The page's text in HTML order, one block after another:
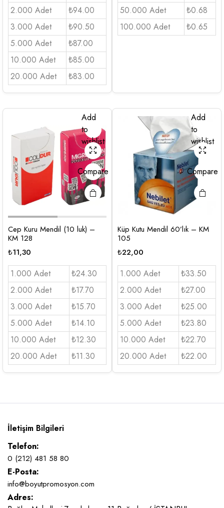
2.000 Adet
₺94.00
3.000 Adet
₺90.50
5.000 Adet
₺87.00
10.000 Adet
₺85.00
20.000 Adet
₺83.00
50.000 Adet
₺0.68
100.000 Adet
₺0.65
Add
to
wishlist
Compare
Cep Kuru Mendil (10 luk) –
KM 128
₺11,30
1.000 Adet
₺24.30
2.000 Adet
₺17.70
3.000 Adet
₺15.70
5.000 Adet
₺14.10
10.000 Adet
₺12.30
20.000 Adet
₺11.30
Add
to
wishlist
Compare
Küp Kutu Mendil 60’lık – KM
105
₺22,00
1.000 Adet
₺33.50
2.000 Adet
₺27.00
3.000 Adet
₺25.00
5.000 Adet
₺23.80
10.000 Adet
₺22.70
20.000 Adet
₺22.00
İletişim Bilgileri
Telefon:
0 (212) 481 58 80
E-Posta:
info@boyutpromosyon.com
Adres: